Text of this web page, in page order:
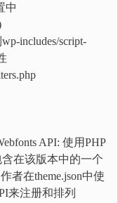
中
includes/script-
API: 使用PHP
含在该版本中的一个
者在theme.json中使
来注册和排列